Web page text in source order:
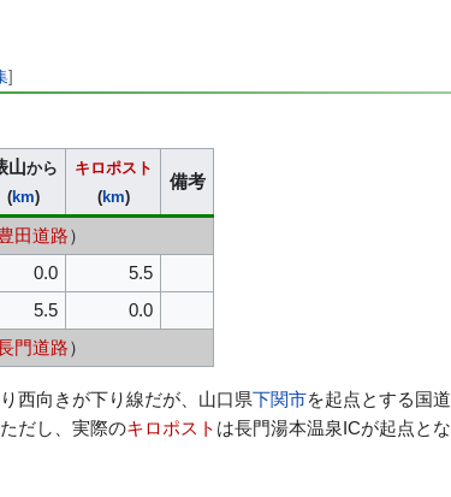
]
山から
(km)
キロポスト
(km)
備考
田道路）
0.0
5.5
5.5
0.0
門道路）
西向きが下り線だが、山口県下関市を起点とする国
だし、実際のキロポスト は長門湯本温泉ICが起点とな